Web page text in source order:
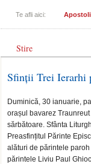
Te afli aici:
Stire
Sfinții Trei Ierarhi
Duminică, 30 ianuarie,
orașul bavarez
sărbătoare. Sfânta
Preasfințitul Părinte
alături de părintele
părintele Liviu Paul